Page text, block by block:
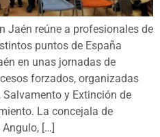
Jaén reúne a profesionales de
puntos de España
en unas jornadas de
forzados, organizadas
Salvamento y Extinción de
La concejala de
[…]